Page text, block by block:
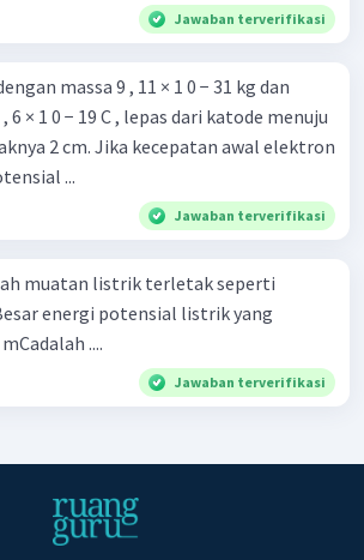
Jawaban terverifikasi
massa 9 , 11 × 1 0 − 31 kg dan
× 1 0 − 19 C , lepas dari katode menuju
2 cm. Jika kecepatan awal elektron
...
Jawaban terverifikasi
muatan listrik terletak seperti
....
Jawaban terverifikasi